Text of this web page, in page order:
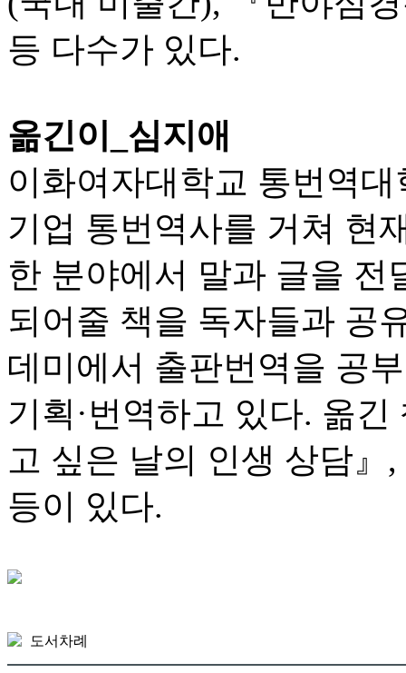
등 다수가 있다.
옮긴이_심지애
이화여자대학교 통번역
기업 통번역사를 거쳐 현
한 분야에서 말과 글을 전
되어줄 책을 독자들과 공
데미에서 출판번역을 공
기획·번역하고 있다. 옮
고 싶은 날의 인생 상담』
등이 있다.
도서차례